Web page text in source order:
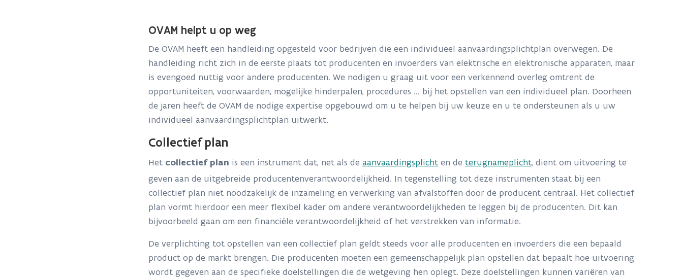
OVAM helpt u op weg
De OVAM heeft een handleiding opgesteld voor bedrijven die een individueel aanvaardingsplichtplan overwegen. De
handleiding richt zich in de eerste plaats tot producenten en invoerders van elektrische en elektronische apparaten, maar
is evengoed nuttig voor andere producenten. We nodigen u graag uit voor een verkennend overleg omtrent de
opportuniteiten, voorwaarden, mogelijke hinderpalen, procedures ... bij het opstellen van een individueel plan. Doorheen
de jaren heeft de OVAM de nodige expertise opgebouwd om u te helpen bij uw keuze en u te ondersteunen als u uw
individueel aanvaardingsplichtplan uitwerkt.
Collectief plan
Het collectief plan is een instrument dat, net als de aanvaardingsplichten de terugnameplicht, dient om uitvoering te
geven aan de uitgebreide producentenverantwoordelijkheid. In tegenstelling tot deze instrumenten staat bij een
collectief plan niet noodzakelijk de inzameling en verwerking van afvalstoffen door de producent centraal. Het collectief
plan vormt hierdoor een meer flexibel kader om andere verantwoordelijkheden te leggen bij de producenten. Dit kan
bijvoorbeeld gaan om een financiële verantwoordelijkheid of het verstrekken van informatie.
De verplichting tot opstellen van een collectief plan geldt steeds voor alle producenten en invoerders die een bepaald
product op de markt brengen. Die producenten moeten een gemeenschappelijk plan opstellen dat bepaalt hoe uitvoering
wordt gegeven aan de specifieke doelstellingen die de wetgeving hen oplegt. Deze doelstellingen kunnen variëren van